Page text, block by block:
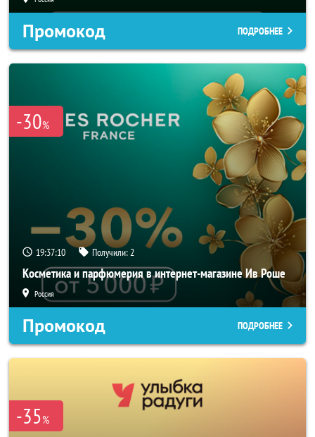
Промокод ПОДРОБНЕЕ
-30%
19:37:10 Получили:2
Косметика и парфюмерия в интернет-магазине Ив Роше
Россия
Промокод ПОДРОБНЕЕ
-35%